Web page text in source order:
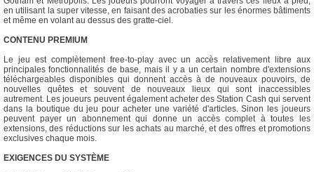
en utilisant la super vitesse, en faisant des acrobaties sur les énormes bâtiments
et même en volant au dessus des gratte-ciel.
CONTENU PREMIUM
Le jeu est complètement free-to-play avec un accès relativement libre aux
principales fonctionnalités de base, mais il y a un certain nombre d'extensions
téléchargeables disponibles qui donnent accès à de nouveaux pouvoirs, de
nouvelles quêtes et souvent de nouveaux lieux qui sont inaccessibles
autrement. Les joueurs peuvent également acheter des Station Cash qui servent
dans la boutique du jeu pour acheter une variété d'articles. Sinon les joueurs
peuvent payer un abonnement qui donne un accès complet à toutes les
extensions, des réductions sur les achats au marché, et des offres et promotions
exclusives chaque mois.
EXIGENCES DU SYSTÈME